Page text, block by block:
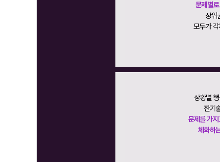
문제별로
상위
모두가
상황별
잔기
문제를 가
체화하